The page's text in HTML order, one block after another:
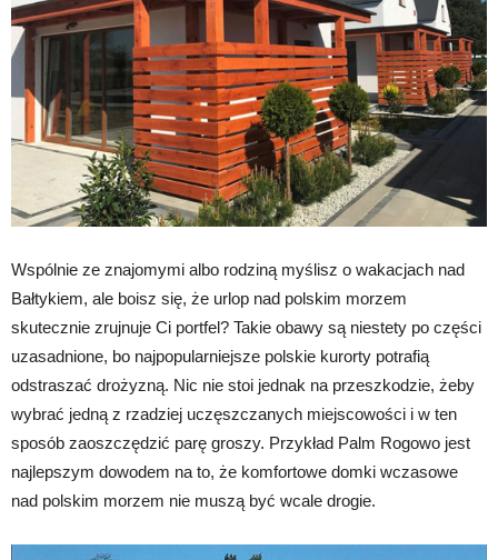
Wspólnie ze znajomymi albo rodziną myślisz o wakacjach nad
Bałtykiem, ale boisz się, że urlop nad polskim morzem
skutecznie zrujnuje Ci portfel? Takie obawy są niestety po części
uzasadnione, bo najpopularniejsze polskie kurorty potrafią
odstraszać drożyzną. Nic nie stoi jednak na przeszkodzie, żeby
wybrać jedną z rzadziej uczęszczanych miejscowości i w ten
sposób zaoszczędzić parę groszy. Przykład Palm Rogowo jest
najlepszym dowodem na to, że komfortowe domki wczasowe
nad polskim morzem nie muszą być wcale drogie.